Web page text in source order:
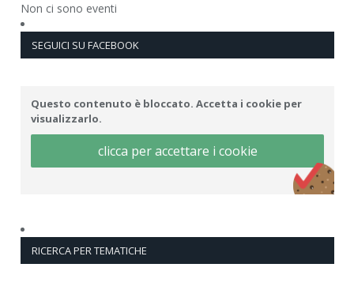
Non ci sono eventi
SEGUICI SU FACEBOOK
Questo contenuto è bloccato. Accetta i cookie per
visualizzarlo.
clicca per accettare i cookie
RICERCA PER TEMATICHE